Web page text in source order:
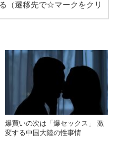
（遷移先で☆マークをクリ
爆買いの次は「爆セックス」 激
変する中国大陸の性事情